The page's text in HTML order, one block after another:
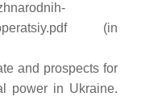
operatsiy.pdf (in
and prospects for
power in Ukraine.